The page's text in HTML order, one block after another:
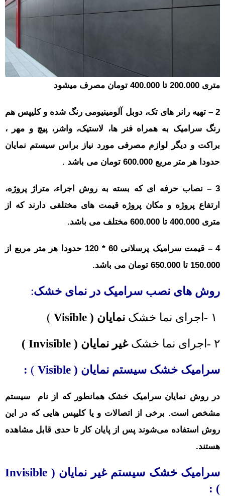
متری 200.000 تا 400.000 تومان مصرف میشود
2 – تهیه رانر های تک، دوبل آلومینیومی رنگ شده و کلیپس هم
رنگ سرامیک به همراه فنر ها، لاستیک، واشر، پیچ و مهر ،
براکت و دیگر لوازم مصرفی مورد نیاز براس سیستم نمایان
حدودا هر متر مربع 600.000 تومان می باشد .
3 – نصاب حرفه ای که بسته به روش اجراء، متراژ پروژه،
ارتفاع پروژه و مکان پروژه قیمت های مختلفی دارند که از
متری 400.000 تا 600.000 مختلف می باشد.
4 – قیمت سرامیک پرسلانی 60 * 120 حدودا هر متر مربع از
150.000 تا 650.000 تومان می باشد.
روش های نصب سرامیک در نمای خشک:
نمایان ( Visible
)
۲ -اجرای نما خشک غیر نمایان ( Invisible
)
سرامیک خشک سیستم نمایان ( Visible
)
:
در روش نمایان سرامیک خشک همانطور که از نام سیستم
مشخص است. برخی از اتصالات و یا کلیپس هایی که در این
روش استفاده می‌شوند پس از پایان کار تا حدی قابل مشاهده
هستند.
سرامیک خشک سیستم غیر نمایان ( Invisible
) :